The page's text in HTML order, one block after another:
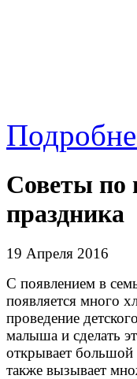
Советы по
праздника
19 Апреля 2016
С появлением в
появляется много
проведение
малыша и сделать
открывает
также вызывает